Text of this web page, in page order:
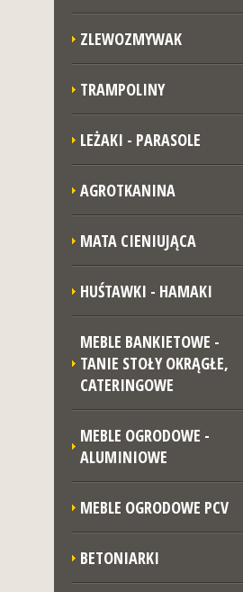
ZLEWOZMYWAK
TRAMPOLINY
LEŻAKI - PARASOLE
AGROTKANINA
MATA CIENIUJĄCA
HUŚTAWKI - HAMAKI
MEBLE BANKIETOWE -
TANIE STOŁY OKRĄGŁE,
CATERINGOWE
MEBLE OGRODOWE -
ALUMINIOWE
MEBLE OGRODOWE PCV
BETONIARKI